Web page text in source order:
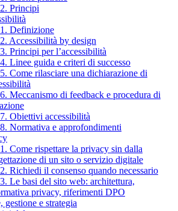
Principi
Definizione
Accessibilità by design
Principi per l’accessibilità
Linee guida e criteri di successo
Come rilasciare una dichiarazione di
Meccanismo di feedback e procedura di
Obiettivi accessibilità
Normativa e approfondimenti
Come rispettare la privacy sin dalla
di un sito o servizio digitale
Richiedi il consenso quando necessario
Le basi del sito web: architettura,
privacy, riferimenti DPO
gestione e strategia